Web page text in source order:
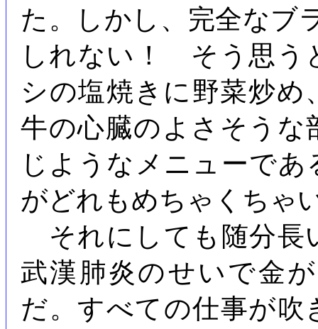
た。しかし、完全なブ
しれない！ そう思う
シの塩焼きに野菜炒
牛の心臓のよさそうな
じようなメニューで
がどれもめちゃくち
それにしても随分長
武漢肺炎のせいで金
だ。すべての仕事が